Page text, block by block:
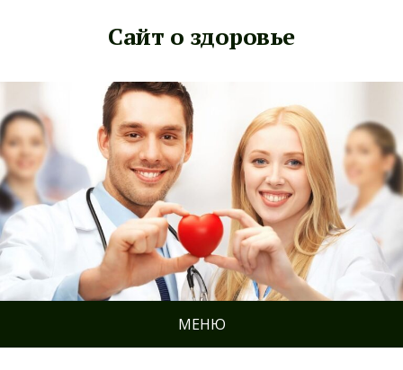
Сайт о здоровье
МЕНЮ